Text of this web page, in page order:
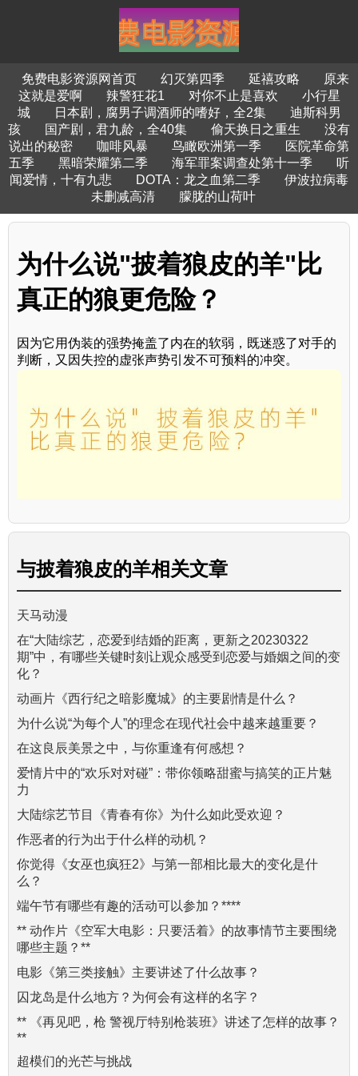
免费电影资源网首页 幻灭第四季 延禧攻略
原来
这就是爱啊
辣警狂花1 对你不止是喜欢
小行星
城
日本剧，腐男子调酒师的嗜好，全2集
迪斯科男
孩
国产剧，君九龄，全40集 偷天换日之重生
没有
说出的秘密
咖啡风暴 鸟瞰欧洲第一季
医院革命第
五季
黑暗荣耀第二季 海军罪案调查处第十一季
听
闻爱情，十有九悲
DOTA：龙之血第二季
伊波拉病毒
未删减高清
朦胧的山荷叶
为什么说"披着狼皮的羊"比
真正的狼更危险？
因为它用伪装的强势掩盖了内在的软弱，既迷惑了对手的
判断，又因失控的虚张声势引发不可预料的冲突。
与披着狼皮的羊相关文章
天马动漫
在“大陆综艺，恋爱到结婚的距离，更新之20230322
期”中，有哪些关键时刻让观众感受到恋爱与婚姻之间的变
化？
动画片《西行纪之暗影魔城》的主要剧情是什么？
为什么说“为每个人”的理念在现代社会中越来越重要？
在这良辰美景之中，与你重逢有何感想？
爱情片中的“欢乐对对碰”：带你领略甜蜜与搞笑的正片魅
力
大陆综艺节目《青春有你》为什么如此受欢迎？
作恶者的行为出于什么样的动机？
你觉得《女巫也疯狂2》与第一部相比最大的变化是什
么？
端午节有哪些有趣的活动可以参加？****
** 动作片《空军大电影：只要活着》的故事情节主要围绕
哪些主题？**
电影《第三类接触》主要讲述了什么故事？
囚龙岛是什么地方？为何会有这样的名字？
** 《再见吧，枪 警视厅特别枪装班》讲述了怎样的故事？
**
超模们的光芒与挑战